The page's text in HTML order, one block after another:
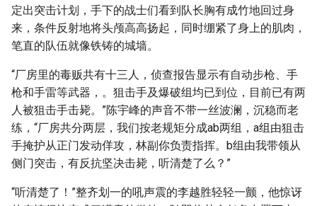
定出突击计划，手下的战士们看到队长胸有成竹地回过身
来，条件反射地将头颅高高扬起，同时绷紧了身上的肌肉，
笔直的队伍就像铁铸的城墙。
“厂房里的毒贩共有十三人，侦查报告显示有自动步枪、手
枪和手雷等武器，。狙击手及爆破组均已到位，目前已有两
人被狙击手击毙。”陈宇峰的声音不带一丝波澜，沉稳而老
练，“厂房共分两层，我们按老规矩分成ab两组，a组由狙击
手掩护从正门发动佯攻，林副你负责指挥。b组由我带领从
侧门突击，有反抗坚决击毙，听清楚了么？”
“听清楚了！”整齐划一的吼声震的李越胜轻轻一颤，他惊讶